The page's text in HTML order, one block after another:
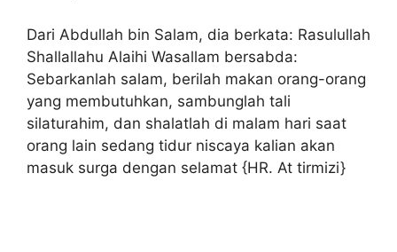
Dari Abdullah bin Salam, dia berkata: Rasulullah
Shallallahu Alaihi Wasallam bersabda:
Sebarkanlah salam, berilah makan orang-orang
yang membutuhkan, sambunglah tali
silaturahim, dan shalatlah di malam hari saat
orang lain sedang tidur niscaya kalian akan
masuk surga dengan selamat {HR. At tirmizi}